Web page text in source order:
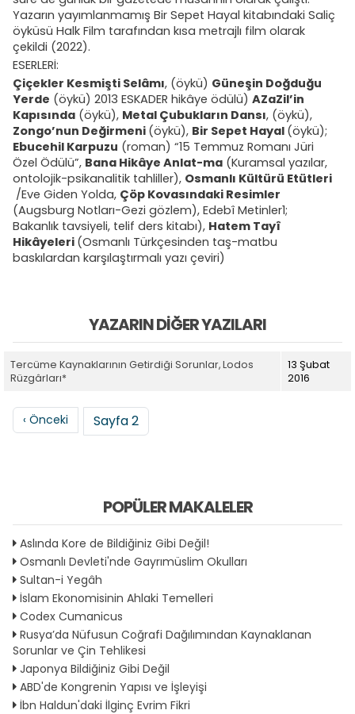
Yazarın yayımlanmamış Bir Sepet Hayal kitabındaki Saliç
öyküsü Halk Film tarafından kısa metrajlı film olarak
çekildi (2022).
ESERLERİ:
Çiçekler Kesmişti Selâmı, (öykü) Güneşin Doğduğu
Yerde (öykü) 2013 ESKADER hikâye ödülü) AZaZil’in
Kapısında (öykü), Metal Çubukların Dansı, (öykü),
Zongo’nun Değirmeni (öykü), Bir Sepet Hayal (öykü);
Ebucehil Karpuzu (roman) “15 Temmuz Romanı Jüri
Özel Ödülü”, Bana Hikâye Anlat-ma (Kuramsal yazılar,
ontolojik-psikanalitik tahliller), Osmanlı Kültürü Etütleri
/Eve Giden Yolda, Çöp Kovasındaki Resimler
(Augsburg Notları-Gezi gözlem), Edebî Metinler1;
Bakanlık tavsiyeli, telif ders kitabı), Hatem Tayî
Hikâyeleri (Osmanlı Türkçesinden taş-matbu
baskılardan karşılaştırmalı yazı çeviri)
YAZARIN DIĞER YAZILARI
Tercüme Kaynaklarının Getirdiği Sorunlar, Lodos
Rüzgârları*
13 Şubat
2016
Sayfalama
Önceki sayfa
‹ Önceki Sayfa 2
POPÜLER MAKALELER
Aslında Kore de Bildiğiniz Gibi Değil!
Osmanlı Devleti'nde Gayrımüslim Okulları
Sultan-i Yegâh
İslam Ekonomisinin Ahlaki Temelleri
Codex Cumanicus
Rusya’da Nüfusun Coğrafi Dağılımından Kaynaklanan
Sorunlar ve Çin Tehlikesi
Japonya Bildiğiniz Gibi Değil
ABD'de Kongrenin Yapısı ve İşleyişi
İbn Haldun'daki İlginç Evrim Fikri